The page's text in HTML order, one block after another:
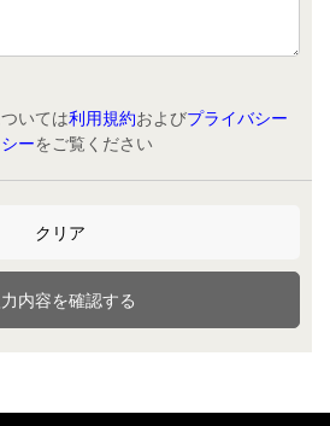
いては利用規約およびプライバシー
ーをご覧ください
クリア
力内容を確認する